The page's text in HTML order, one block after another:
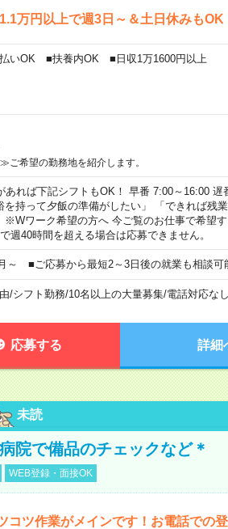
万円以上で週3日～＆土日休みもOK
いOK ■扶養内OK ■日収1万1600円以上
希望の勤務地を紹介します。
れば下記シフトもOK！ 早番 7:00～16:00 遅
を持って夕飯の準備がしたい」 「できれば残業
ワーク希望の方へ 今ご覧のお仕事で希望す
週40時間を超える場合は応募できません。
～ ■ご応募から最短2～3日後の就業も相談可
/シフト勤務/10名以上の大量募集/電話対応なし
応募する 詳細
未読
院で備品のチェックなど＊
WEB登録・面接OK
コツ作業がメインです！お電話での登